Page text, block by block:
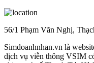
56/1 Phạm Văn Nghị,
Simdoanhnhan.vn là
dịch vụ viễn thông VSIM